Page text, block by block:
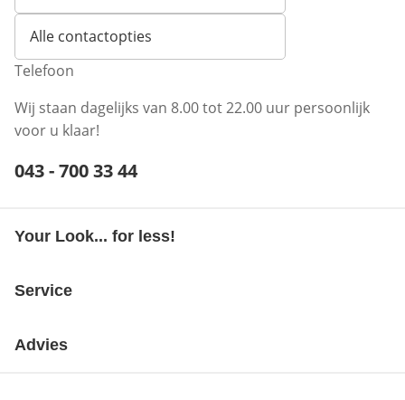
Alle contactopties
Telefoon
Wij staan dagelijks van 8.00 tot 22.00 uur persoonlijk
voor u klaar!
Telefoonnummer:
043 - 700 33 44
Your Look... for less!
Service
Advies